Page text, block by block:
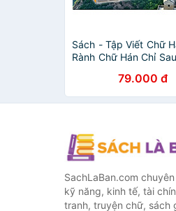
Sách - Tập Viết Chữ
Rành Chữ Hán Chỉ
thường dùng) -79.000 đ
SachLaBan.com
kỹ năng, kinh tế, tài
tranh, truyện chữ, sách